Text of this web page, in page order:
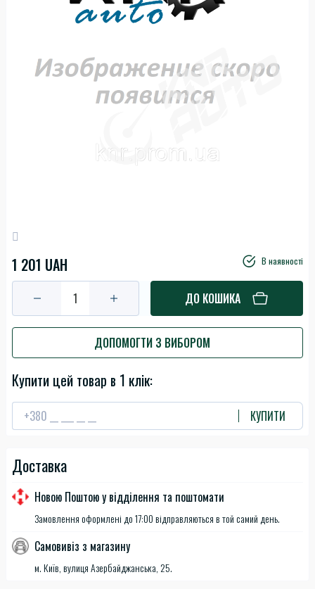
1 201 UAH В наявності
ДО КОШИКА
ДОПОМОГТИ З ВИБОРОМ
Купити цей товар в 1 клік:
КУПИТИ
Доставка
Новою Поштою у відділення та поштомати
Замовлення оформлені до 17:00 відправляються в той самий день.
Самовивіз з магазину
м. Київ, вулиця Азербайджанська, 25.